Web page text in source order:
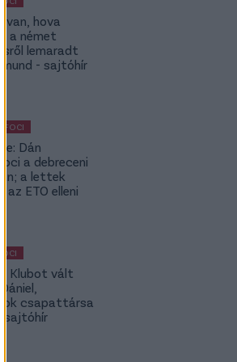
hova
a német
lemaradt
- sajtóhír
FOCI
Dán
a debreceni
a lettek
az ETO elleni
Klubot vált
csapattársa
sajtóhír